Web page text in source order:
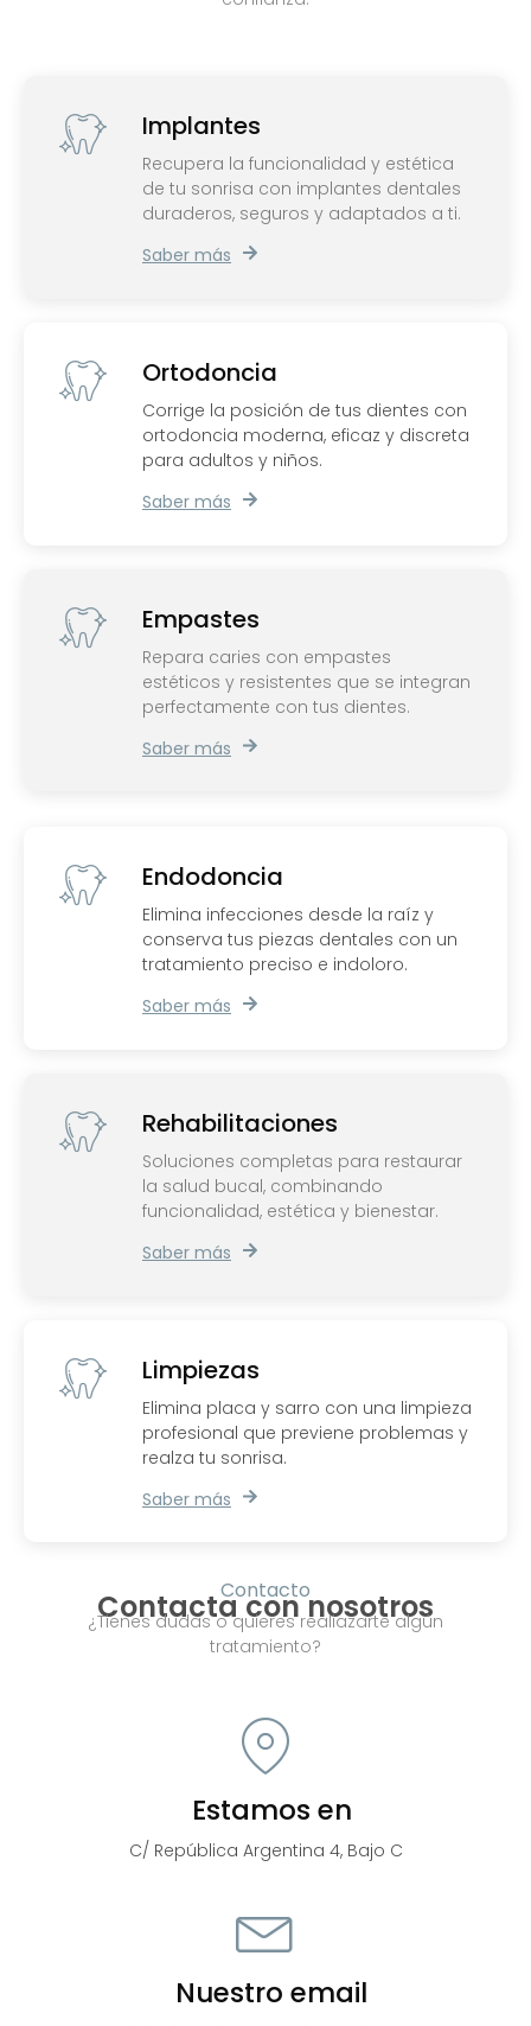
Implantes
Recupera la funcionalidad y estética
de tu sonrisa con implantes dentales
duraderos, seguros y adaptados a ti.
Saber más
Ortodoncia
Corrige la posición de tus dientes con
ortodoncia moderna, eficaz y discreta
para adultos y niños.
Saber más
Empastes
Repara caries con empastes
estéticos y resistentes que se integran
perfectamente con tus dientes.
Saber más
Endodoncia
Elimina infecciones desde la raíz y
conserva tus piezas dentales con un
tratamiento preciso e indoloro.
Saber más
Rehabilitaciones
Soluciones completas para restaurar
la salud bucal, combinando
funcionalidad, estética y bienestar.
Saber más
Limpiezas
Elimina placa y sarro con una limpieza
profesional que previene problemas y
realza tu sonrisa.
Saber más
Contacto
Contacta con nosotros
¿Tienes dudas o quieres realiazarte algún
tratamiento?
Estamos en
C/ República Argentina 4, Bajo C
Nuestro email